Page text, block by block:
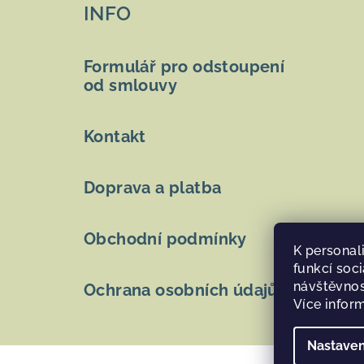
K
funkcí
Více
INFO
Formulář pro odstoupení
od smlouvy
Kontakt
Doprava a platba
Obchodní podmínky
Ochrana osobních údajů